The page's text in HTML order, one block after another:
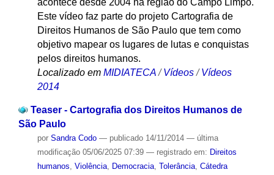
Este vídeo faz parte do projeto Cartografia de
Direitos Humanos de São Paulo que tem como
objetivo mapear os lugares de lutas e conquistas
pelos direitos humanos.
Localizado em MIDIATECA /Vídeos /Vídeos
2014
Teaser - Cartografia dos Direitos Humanos de
São Paulo
por Sandra Codo — publicado14/11/2014 — última
modificação05/06/2025 07:39 — registrado em: Direitos
humanos, Violência, Democracia, Tolerância, Cátedra